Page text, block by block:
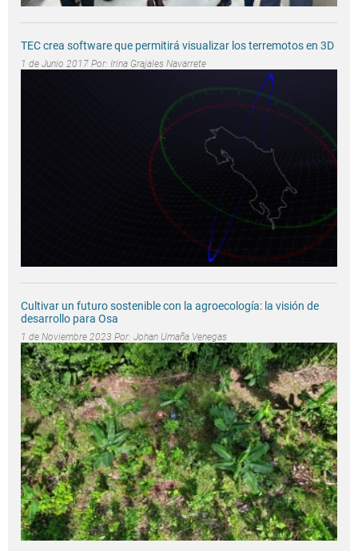
TEC crea software que permitirá visualizar los terremotos en 3D
1 de Junio 2017 Por: Irina Grajales Navarrete
Cultivar un futuro sostenible con la agroecología: la visión de
desarrollo para Osa
1 de Noviembre 2023 Por: Johan Umaña Venegas